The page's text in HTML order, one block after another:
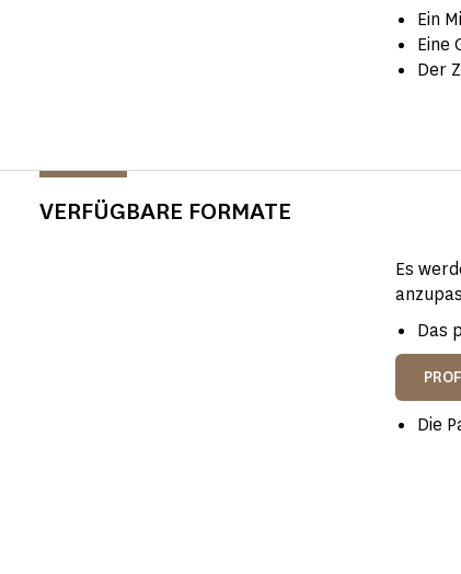
Ein
Eine
Der
VERFÜGBARE FORMATE
Es
Das
Die